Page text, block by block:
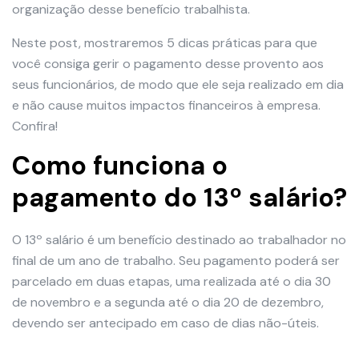
organização desse benefício trabalhista.
Neste post, mostraremos 5 dicas práticas para que
você consiga gerir o pagamento desse provento aos
seus funcionários, de modo que ele seja realizado em dia
e não cause muitos impactos financeiros à empresa.
Confira!
Como funciona o
pagamento do 13º salário?
O 13º salário é um benefício destinado ao trabalhador no
final de um ano de trabalho. Seu pagamento poderá ser
parcelado em duas etapas, uma realizada até o dia 30
de novembro e a segunda até o dia 20 de dezembro,
devendo ser antecipado em caso de dias não-úteis.